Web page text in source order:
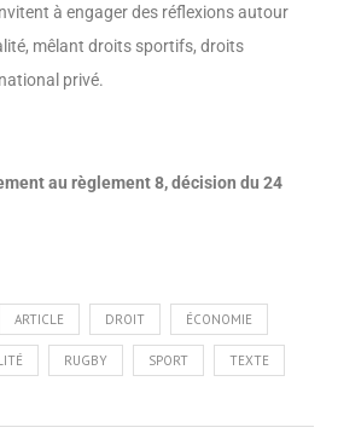
à engager des réflexions autour
mêlant droits sportifs, droits
privé.
au règlement 8, décision du 24
ARTICLE DROIT ÉCONOMIE
RUGBY SPORT TEXTE